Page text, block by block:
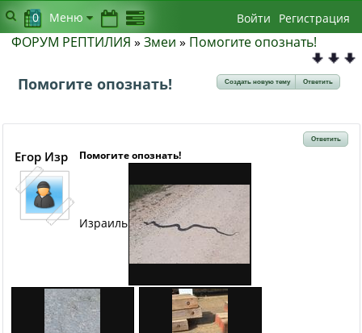
ФОРУМ РЕПТИЛИЯ » Змеи » Помогите опознать!
Помогите опознать! Создать новую тему Ответить
Ответить
Егор Изр Помогите опознать!
Израиль
0 Меню Войти Регистрация